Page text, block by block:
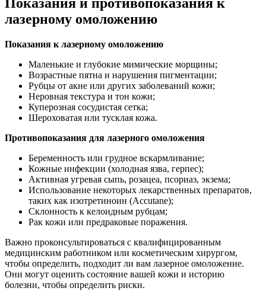
Показания и противопоказания к
лазерному омоложению
Показания к лазерному омоложению
Маленькие и глубокие мимические морщины;
Возрастные пятна и нарушения пигментации;
Рубцы от акне или других заболеваний кожи;
Неровная текстура и тон кожи;
Куперозная сосудистая сетка;
Шероховатая или тусклая кожа.
Противопоказания для лазерного омоложения
Беременность или грудное вскармливание;
Кожные инфекции (холодная язва, герпес);
Активная угревая сыпь, розацеа, псориаз, экзема;
Использование некоторых лекарственных препаратов,
таких как изотретиноин (Accutane);
Склонность к келоидным рубцам;
Рак кожи или предраковые поражения.
Важно проконсультироваться с квалифицированным
медицинским работником или косметическим хирургом,
чтобы определить, подходит ли вам лазерное омоложение.
Они могут оценить состояние вашей кожи и историю
болезни, чтобы определить риски.